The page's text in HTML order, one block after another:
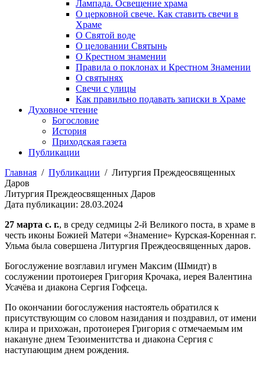
Лампада. Освещение храма
О церковной свече. Как ставить свечи в
Храме
О Святой воде
О целовании Святынь
О Крестном знамении
Правила о поклонах и Крестном Знамении
О святынях
Свечи с улицы
Как правильно подавать записки в Храме
Духовное чтение
Богословие
История
Приходская газета
Публикации
Главная / Публикации / Литургия Преждеосвященных
Даров
Литургия Преждеосвященных Даров
Дата публикации: 28.03.2024
27 марта с. г., в среду седмицы 2-й Великого поста, в храме в
честь иконы Божией Матери «Знамение» Курская-Коренная г.
Ульма была совершена Литургия Преждеосвященных даров.
Богослужение возглавил игумен Максим (Шмидт) в
сослужении протоиерея Григория Крочака, иерея Валентина
Усачёва и диакона Сергия Гофсеца.
По окончании богослужения настоятель обратился к
присутствующим со словом назидания и поздравил, от имени
клира и прихожан, протоиерея Григория с отмечаемым им
накануне днем Тезоименитства и диакона Сергия с
наступающим днем рождения.